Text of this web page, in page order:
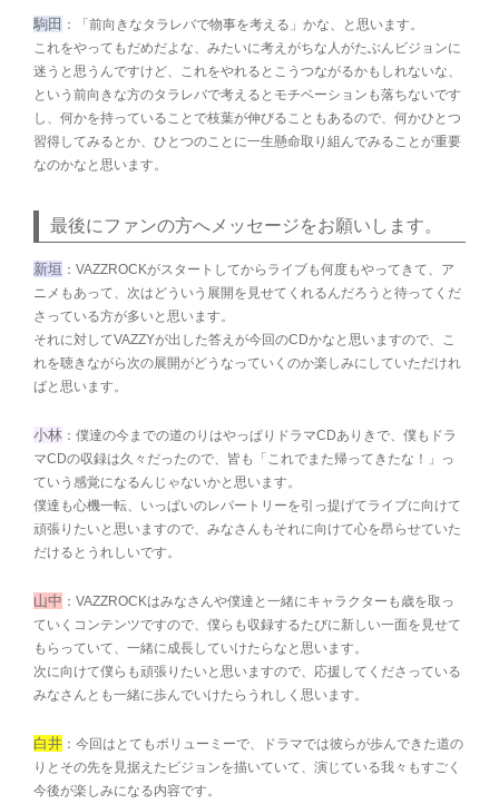
駒田 ：「前向きなタラレバで物事を考える」かな、と思います。
これをやってもだめだよな、みたいに考えがちな人がたぶんビジョンに
迷うと思うんですけど、これをやれるとこうつながるかもしれないな、
という前向きな方のタラレバで考えるとモチベーションも落ちないです
し、何かを持っていることで枝葉が伸びることもあるので、何かひとつ
習得してみるとか、ひとつのことに一生懸命取り組んでみることが重要
なのかなと思います。
最後にファンの方へメッセージをお願いします。
新垣 ：VAZZROCKがスタートしてからライブも何度もやってきて、ア
ニメもあって、次はどういう展開を見せてくれるんだろうと待ってくだ
さっている方が多いと思います。
それに対してVAZZYが出した答えが今回のCDかなと思いますので、こ
れを聴きながら次の展開がどうなっていくのか楽しみにしていただけれ
ばと思います。
小林 ：僕達の今までの道のりはやっぱりドラマCDありきで、僕もドラ
マCDの収録は久々だったので、皆も「これでまた帰ってきたな！」っ
ていう感覚になるんじゃないかと思います。
僕達も心機一転、いっぱいのレパートリーを引っ提げてライブに向けて
頑張りたいと思いますので、みなさんもそれに向けて心を昂らせていた
だけるとうれしいです。
山中 ：VAZZROCKはみなさんや僕達と一緒にキャラクターも歳を取っ
ていくコンテンツですので、僕らも収録するたびに新しい一面を見せて
もらっていて、一緒に成長していけたらなと思います。
次に向けて僕らも頑張りたいと思いますので、応援してくださっている
みなさんとも一緒に歩んでいけたらうれしく思います。
白井 ：今回はとてもボリューミーで、ドラマでは彼らが歩んできた道の
りとその先を見据えたビジョンを描いていて、演じている我々もすごく
今後が楽しみになる内容です。